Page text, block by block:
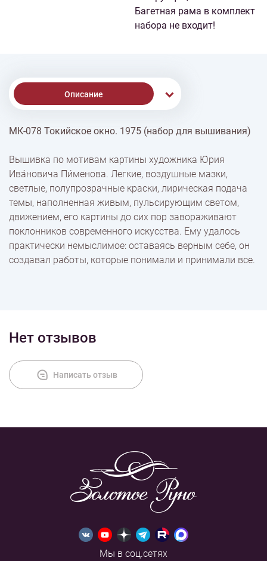
Багетная рама в комплект
набора не входит!
Описание
Доставка
Оплата
МК-078 Токийское окно. 1975 (набор для вышивания)
Вышивка по мотивам картины художника Ю́рия
Ива́новича Пи́менова. Легкие, воздушные мазки,
светлые, полупрозрачные краски, лирическая подача
темы, наполненная живым, пульсирующим светом,
движением, его картины до сих пор завораживают
поклонников современного искусства. Ему удалось
практически немыслимое: оставаясь верным себе, он
создавал работы, которые понимали и принимали все.
Нет отзывов
Написать отзыв
Мы в соц.сетях